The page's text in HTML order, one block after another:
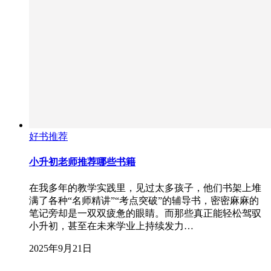
好书推荐
小升初老师推荐哪些书籍
在我多年的教学实践里，见过太多孩子，他们书架上堆
满了各种“名师精讲”“考点突破”的辅导书，密密麻麻的
笔记旁却是一双双疲惫的眼睛。而那些真正能轻松驾驭
小升初，甚至在未来学业上持续发力…
2025年9月21日